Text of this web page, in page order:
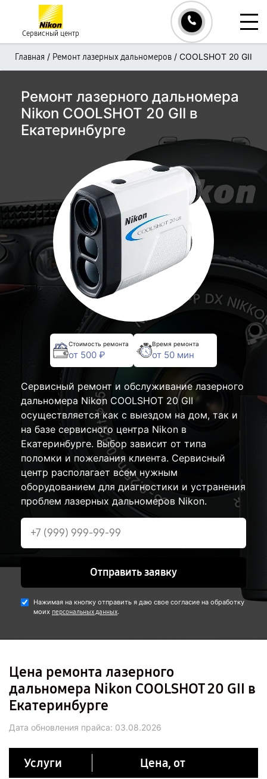
Сервисный центр
Главная / Ремонт лазерных дальномеров / COOLSHOT 20 GII
Ремонт лазерного дальномера
Nikon COOLSHOT 20 GII в
Екатеринбурге
Стоимость ремонта
от 500 ₽
Время ремонта
от 50 мин
Сервисный ремонт и обслуживание лазерного
дальномера Nikon COOLSHOT 20 GII
осуществляется как с выездом на дом, так и
на базе сервисного центра Nikon в
Екатеринбурге. Выбор зависит от типа
поломки и пожелания клиента. Сервисный
центр располагает всем нужным
оборудованием для диагностики и устранения
проблем лазерных дальномеров Nikon.
Отправить заявку
Нажимая на кнопку отправить я даю свое согласие на обработку
моих персональных данных.
Цена ремонта лазерного
дальномера Nikon COOLSHOT 20 GII в
Екатеринбурге
Дата обновления прайса: 03.08.2026
Услуги Цена, от